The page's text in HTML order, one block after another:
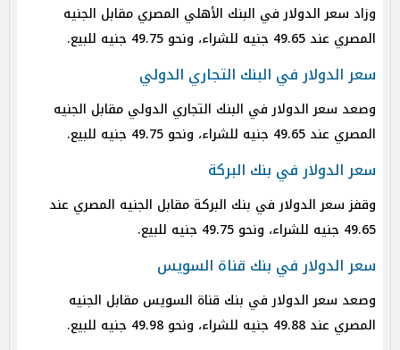
وزاد سعر الدولار في البنك الأهلي المصري مقابل الجنيه
المصري عند 49.65 جنيه للشراء، ونحو 49.75 جنيه للبيع.
سعر الدولار في البنك التجاري الدولي
وصعد سعر الدولار في البنك التجاري الدولي مقابل الجنيه
المصري عند 49.65 جنيه للشراء، ونحو 49.75 جنيه للبيع.
سعر الدولار في بنك البركة
وقفز سعر الدولار في بنك البركة مقابل الجنيه المصري عند
49.65 جنيه للشراء، ونحو 49.75 جنيه للبيع.
سعر الدولار في بنك قناة السويس
وصعد سعر الدولار في بنك قناة السويس مقابل الجنيه
المصري عند 49.88 جنيه للشراء، ونحو 49.98 جنيه للبيع.